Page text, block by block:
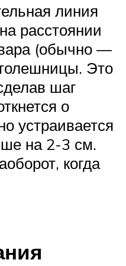
линия
расстоянии
(обычно —
Это
шаг
о
устраивается
на 2-3 см.
когда